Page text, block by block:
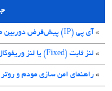
» آی پی (IP) پیش‌فرض دوربین مدار بسته داهوا
» لنز ثابت (Fixed) یا لنز وریفوکال (Varifocal)؟ مزایا، معایب و کاربردها
» راهنمای امن سازی مودم و